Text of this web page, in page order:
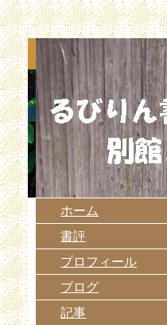
ホーム
書評
プロフィール
ブログ
記事